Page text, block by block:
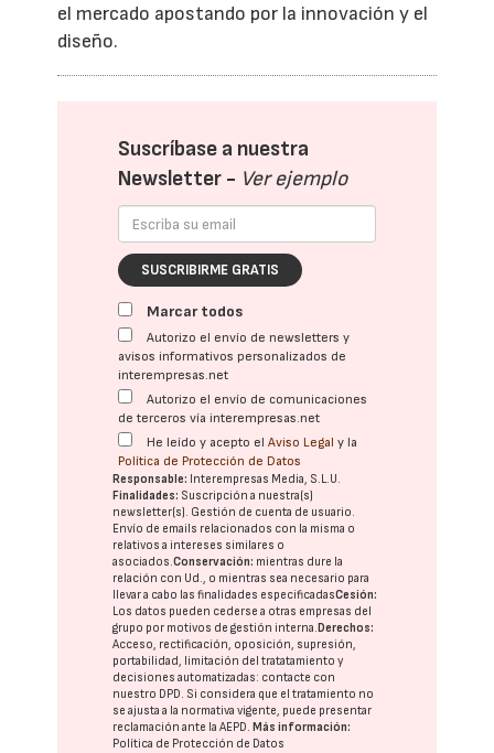
el mercado apostando por la innovación y el
diseño.
Suscríbase a nuestra
Newsletter - Ver ejemplo
SUSCRIBIRME GRATIS
Marcar todos
Autorizo el envío de newsletters y
avisos informativos personalizados de
interempresas.net
Autorizo el envío de comunicaciones
de terceros vía interempresas.net
He leído y acepto elAviso Legal y la
Política de Protección de Datos
Responsable: Interempresas Media, S.L.U.
Finalidades: Suscripción a nuestra(s)
newsletter(s). Gestión de cuenta de usuario.
Envío de emails relacionados con la misma o
relativos a intereses similares o
asociados.Conservación: mientras dure la
relación con Ud., o mientras sea necesario para
llevar a cabo las finalidades especificadasCesión:
Los datos pueden cederse a otras empresas del
grupo por motivos de gestión interna. Derechos:
Acceso, rectificación, oposición, supresión,
portabilidad, limitación del tratatamiento y
decisiones automatizadas: contacte con
nuestro DPD. Si considera que el tratamiento no
se ajusta a la normativa vigente, puede presentar
reclamación ante laAEPD. Más información:
Política de Protección de Datos